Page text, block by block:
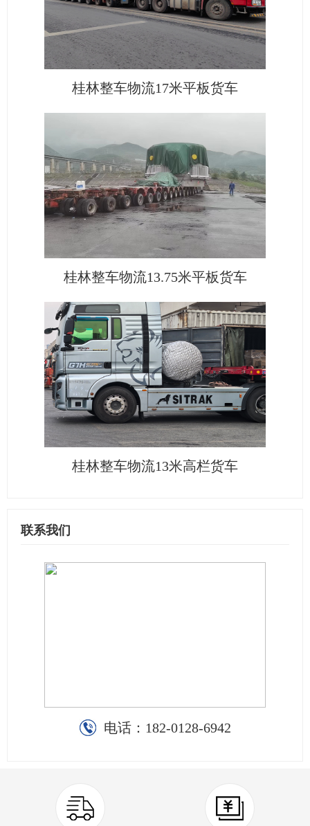
桂林整车物流17米平板货车
桂林整车物流13.75米平板货车
桂林整车物流13米高栏货车
联系我们
电话： 182-0128-6942